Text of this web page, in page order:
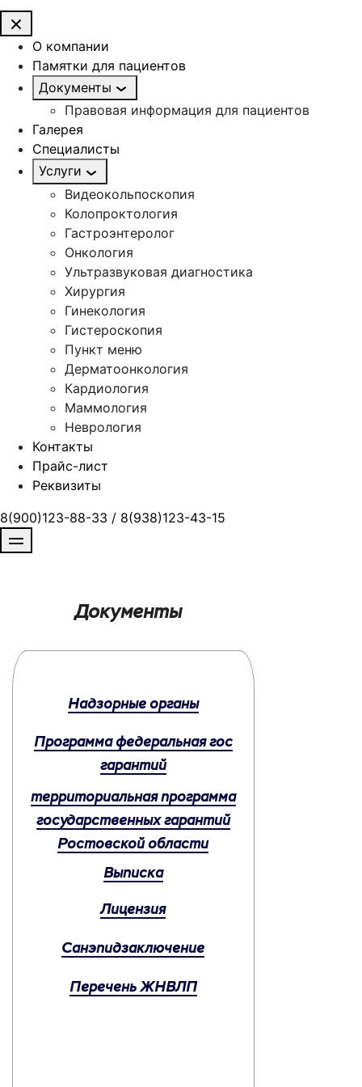
О компании
Памятки для пациентов
Документы
Правовая информация для пациентов
Галерея
Специалисты
Услуги
Видеокольпоскопия
Колопроктология
Гастроэнтеролог
Онкология
Ультразвуковая диагностика
Хирургия
Гинекология
Гистероскопия
Пункт меню
Дерматоонкология
Кардиология
Маммология
Неврология
Контакты
Прайс-лист
Реквизиты
8(900)123-88-33 / 8(938)123-43-15
Документы
Программа федеральная гос
гарантий
территориальная программа
государственных гарантий
Ростовской области
Лицензия
Надзорные органы
Санэпидзаключение
Выписка
Перечень ЖНВЛП